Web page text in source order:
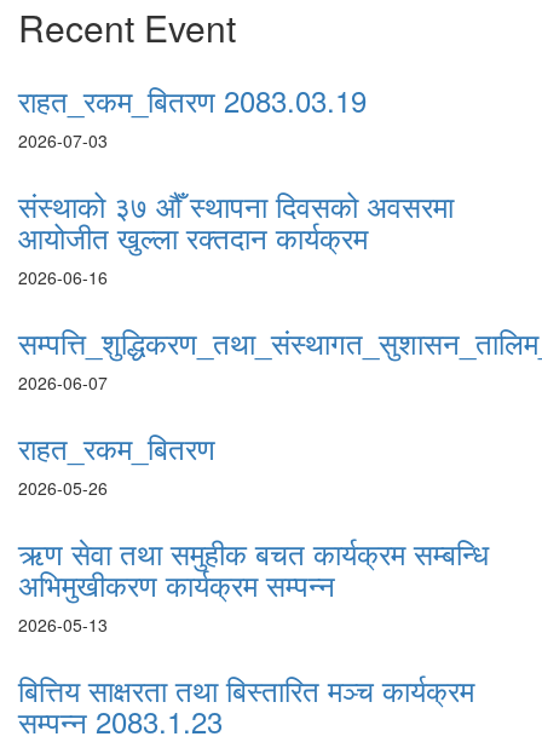
Recent Event
राहत_रकम_बितरण 2083.03.19
2026-07-03
संस्थाको ३७ औँ स्थापना दिवसको अवसरमा
आयोजीत खुल्ला रक्तदान कार्यक्रम
2026-06-16
2026-06-07
राहत_रकम_बितरण
2026-05-26
ऋण सेवा तथा समुहीक बचत कार्यक्रम सम्बन्धि
अभिमुखीकरण कार्यक्रम सम्पन्न
2026-05-13
बित्तिय साक्षरता तथा बिस्तारित मञ्च कार्यक्रम
सम्पन्न 2083.1.23